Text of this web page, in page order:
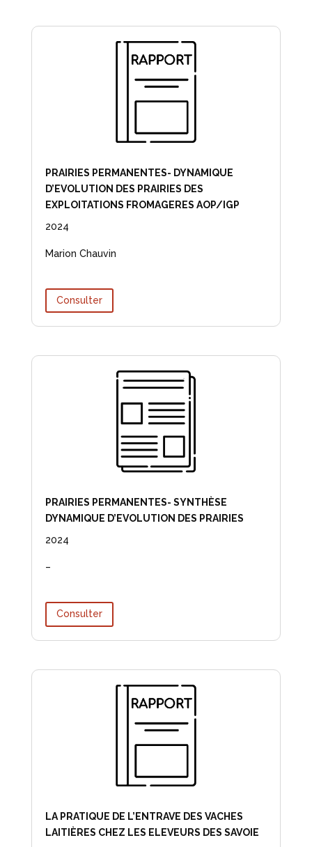
PRAIRIES PERMANENTES- DYNAMIQUE
D’EVOLUTION DES PRAIRIES DES
EXPLOITATIONS FROMAGERES AOP/IGP
2024
Marion Chauvin
Consulter
PRAIRIES PERMANENTES- SYNTHÈSE
DYNAMIQUE D’EVOLUTION DES PRAIRIES
2024
–
Consulter
LA PRATIQUE DE L’ENTRAVE DES VACHES
LAITIÈRES CHEZ LES ELEVEURS DES SAVOIE